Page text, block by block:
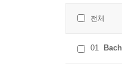
전체
01 Bach